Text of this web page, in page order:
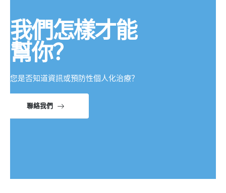
我們怎樣才能
幫你？
您是否知道資訊或預防性個人化治療？
聯絡我們